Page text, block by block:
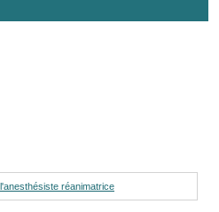
réanimatrice